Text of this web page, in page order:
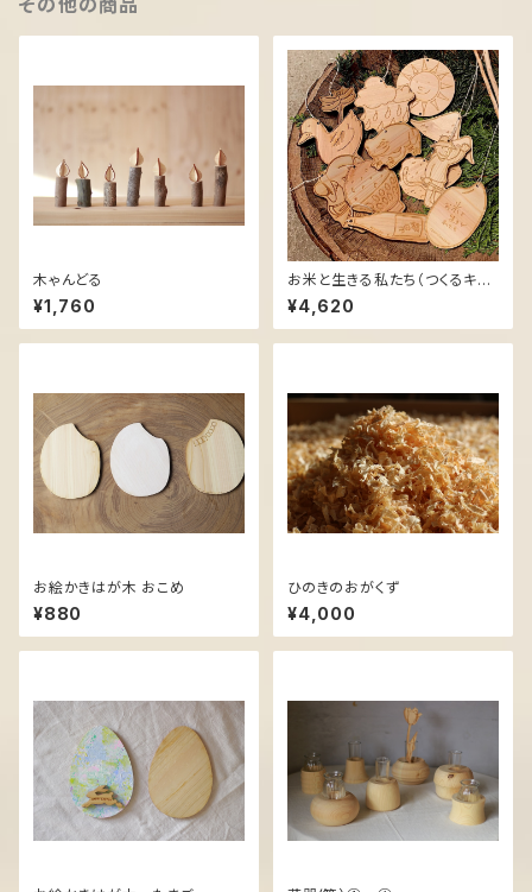
その他の商品
木ゃんどる
¥1,760
お米と生きる私たち（つくるキッ
ト）
¥4,620
お絵かきはが木 おこめ
¥880
ひのきのおがくず
¥4,000